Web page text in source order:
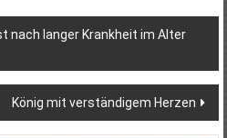
nach langer Krankheit im Alter
König mit verständigem Herzen